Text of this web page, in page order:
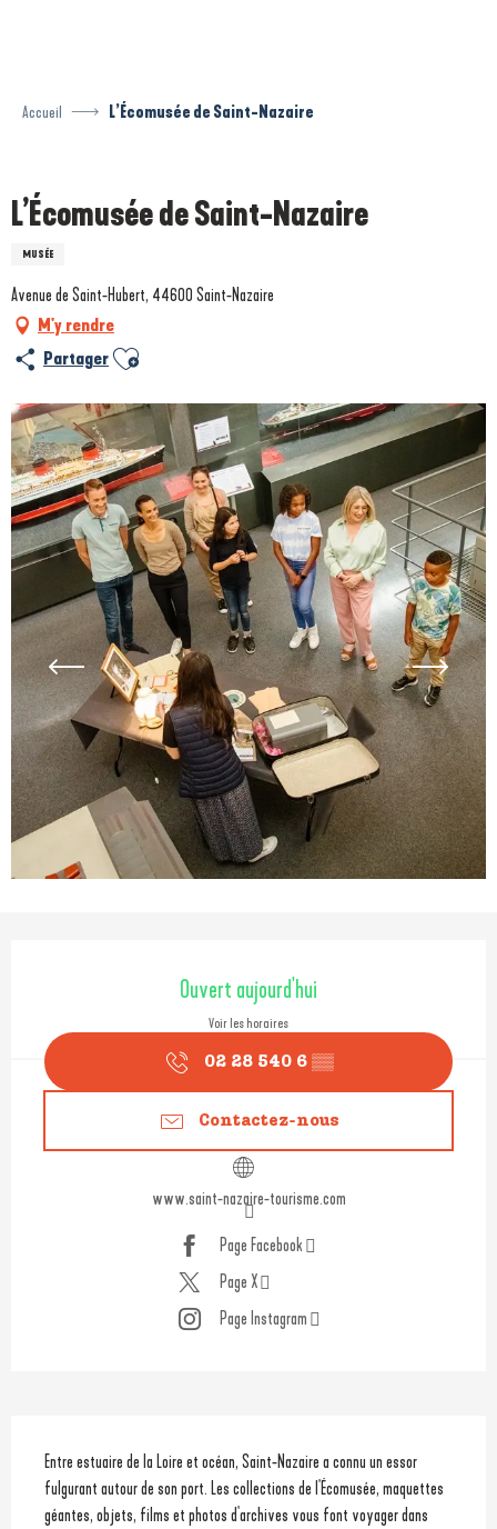
Accueil L’Écomusée de Saint-Nazaire
L’Écomusée de Saint-Nazaire
MUSÉE
Prestataire engagé dans une démarche environnementale
Avenue de Saint-Hubert, 44600 Saint-Nazaire
M'y rendre
Partager Ajouter aux favoris
Ouverture et coordonnées
Ouvert aujourd'hui
Voir les horaires
02 28 540 6 ▒▒
Contactez-nous
www.saint-nazaire-tourisme.com
Page Facebook
Page X
Page Instagram
Description
Entre estuaire de la Loire et océan, Saint-Nazaire a connu un essor
fulgurant autour de son port. Les collections de l'Écomusée, maquettes
géantes, objets, films et photos d'archives vous font voyager dans